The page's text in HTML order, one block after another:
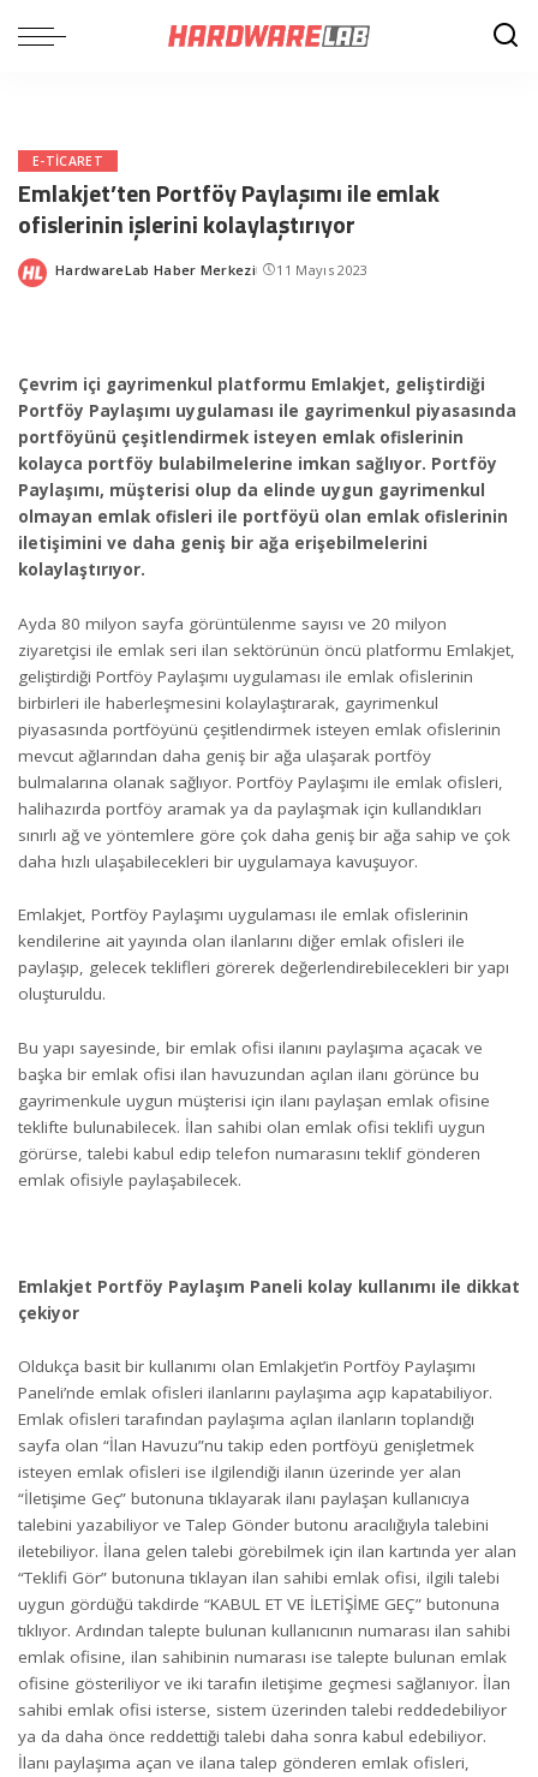
E-TICARET
Emlakjet’ten Portföy Paylaşımı ile emlak
ofislerinin işlerini kolaylaştırıyor
Posted
HardwareLab Haber Merkezi 11 Mayıs 2023
Çevrim içi gayrimenkul platformu Emlakjet, geliştirdiği
Portföy Paylaşımı uygulaması ile gayrimenkul piyasasında
portföyünü çeşitlendirmek isteyen emlak ofislerinin
kolayca portföy bulabilmelerine imkan sağlıyor. Portföy
Paylaşımı, müşterisi olup da elinde uygun gayrimenkul
olmayan emlak ofisleri ile portföyü olan emlak ofislerinin
iletişimini ve daha geniş bir ağa erişebilmelerini
kolaylaştırıyor.
Ayda 80 milyon sayfa görüntülenme sayısı ve 20 milyon
ziyaretçisi ile emlak seri ilan sektörünün öncü platformu Emlakjet,
geliştirdiği Portföy Paylaşımı uygulaması ile emlak ofislerinin
birbirleri ile haberleşmesini kolaylaştırarak, gayrimenkul
piyasasında portföyünü çeşitlendirmek isteyen emlak ofislerinin
mevcut ağlarından daha geniş bir ağa ulaşarak portföy
bulmalarına olanak sağlıyor. Portföy Paylaşımı ile emlak ofisleri,
halihazırda portföy aramak ya da paylaşmak için kullandıkları
sınırlı ağ ve yöntemlere göre çok daha geniş bir ağa sahip ve çok
daha hızlı ulaşabilecekleri bir uygulamaya kavuşuyor.
Emlakjet, Portföy Paylaşımı uygulaması ile emlak ofislerinin
kendilerine ait yayında olan ilanlarını diğer emlak ofisleri ile
paylaşıp, gelecek teklifleri görerek değerlendirebilecekleri bir yapı
oluşturuldu.
Bu yapı sayesinde, bir emlak ofisi ilanını paylaşıma açacak ve
başka bir emlak ofisi ilan havuzundan açılan ilanı görünce bu
gayrimenkule uygun müşterisi için ilanı paylaşan emlak ofisine
teklifte bulunabilecek. İlan sahibi olan emlak ofisi teklifi uygun
görürse, talebi kabul edip telefon numarasını teklif gönderen
emlak ofisiyle paylaşabilecek.
Emlakjet Portföy Paylaşım Paneli kolay kullanımı ile dikkat
çekiyor
Oldukça basit bir kullanımı olan Emlakjet’in Portföy Paylaşımı
Paneli’nde emlak ofisleri ilanlarını paylaşıma açıp kapatabiliyor.
Emlak ofisleri tarafından paylaşıma açılan ilanların toplandığı
sayfa olan “İlan Havuzu”nu takip eden portföyü genişletmek
isteyen emlak ofisleri ise ilgilendiği ilanın üzerinde yer alan
“İletişime Geç” butonuna tıklayarak ilanı paylaşan kullanıcıya
talebini yazabiliyor ve Talep Gönder butonu aracılığıyla talebini
iletebiliyor. İlana gelen talebi görebilmek için ilan kartında yer alan
“Teklifi Gör” butonuna tıklayan ilan sahibi emlak ofisi, ilgili talebi
uygun gördüğü takdirde “KABUL ET VE İLETİŞİME GEÇ” butonuna
tıklıyor. Ardından talepte bulunan kullanıcının numarası ilan sahibi
emlak ofisine, ilan sahibinin numarası ise talepte bulunan emlak
ofisine gösteriliyor ve iki tarafın iletişime geçmesi sağlanıyor. İlan
sahibi emlak ofisi isterse, sistem üzerinden talebi reddedebiliyor
ya da daha önce reddettiği talebi daha sonra kabul edebiliyor.
İlanı paylaşıma açan ve ilana talep gönderen emlak ofisleri,